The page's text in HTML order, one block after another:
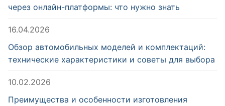
через онлайн-платформы: что нужно знать
16.04.2026
Обзор автомобильных моделей и комплектаций:
технические характеристики и советы для выбора
10.02.2026
Преимущества и особенности изготовления